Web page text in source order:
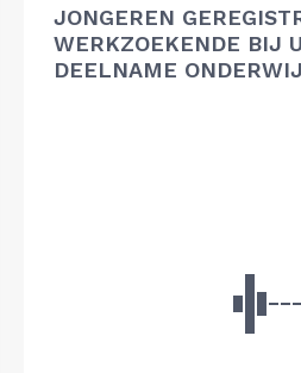
JONGEREN
WERKZOEKENDE BIJ
DEELNAME